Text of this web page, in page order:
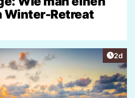
Winter-Retreat
2d